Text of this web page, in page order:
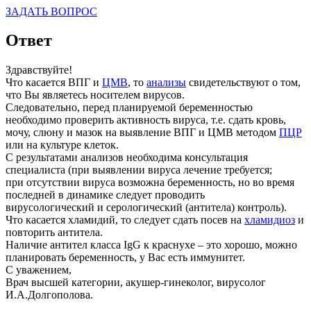
ЗАДАТЬ ВОПРОС
Ответ
Здравствуйте!
Что касается ВПГ и ЦМВ, то анализы свидетельствуют о том,
что Вы являетесь носителем вирусов.
Следовательно, перед планируемой беременностью
необходимо проверить активность вируса, т.е. сдать кровь,
мочу, слюну и мазок на выявление ВПГ и ЦМВ методом ПЦР
или на культуре клеток.
С результатами анализов необходима консультация
специалиста (при выявлении вируса лечение требуется;
при отсутствии вируса возможна беременность, но во время
последней в динамике следует проводить
вирусологический и серологический (антитела) контроль).
Что касается хламидий, то следует сдать посев на хламидиоз и
повторить антитела.
Наличие антител класса IgG к краснухе – это хорошо, можно
планировать беременность, у Вас есть иммунитет.
С уважением,
Врач высшей категории, акушер-гинеколог, вирусолог
И.А.Долгополова.